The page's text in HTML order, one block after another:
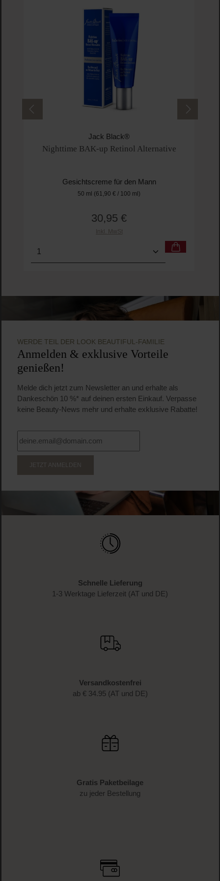
Jack Black®
Nighttime BAK-up Retinol Alternative
Gesichtscreme für den Mann
50 ml (61,90 € / 100 ml)
Regulärer Preis:
30,95 €
Inkl. MwSt
Produkt Anzahl: Gib den gewünschten Wert
WERDE TEIL DER LOOK BEAUTIFUL-FAMILIE
Anmelden & exklusive Vorteile
genießen!
Melde dich jetzt zum Newsletter an und erhalte als
Dankeschön 10 %* auf deinen ersten Einkauf. Verpasse
keine Beauty-News mehr und erhalte exklusive Rabatte!
JETZT ANMELDEN
Schnelle Lieferung
1-3 Werktage Lieferzeit (AT und DE)
Versandkostenfrei
ab € 34.95 (AT und DE)
Gratis Paketbeilage
zu jeder Bestellung